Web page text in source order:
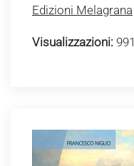
Edizioni Melagrana
Visualizzazioni: 991